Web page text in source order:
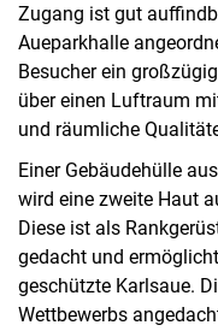
Zugang ist gut
Aueparkhalle
Besucher ein
über einen Luftraum
und räumliche
Einer Gebäudehülle
wird eine zweite Haut
Diese ist als
gedacht und
geschützte Karlsaue.
Wettbewerbs